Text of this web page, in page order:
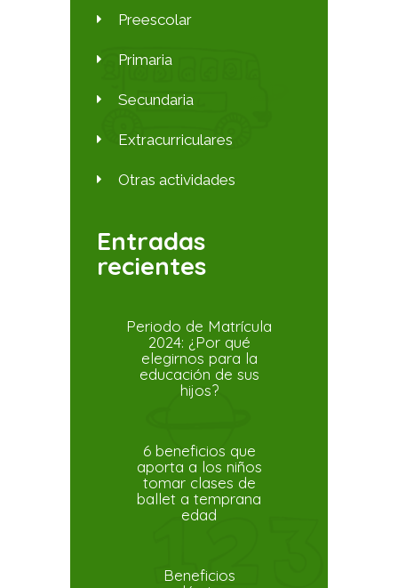
Preescolar
Primaria
Secundaria
Extracurriculares
Otras actividades
Entradas
recientes
Periodo de Matrícula
2024: ¿Por qué
elegirnos para la
educación de sus
hijos?
6 beneficios que
aporta a los niños
tomar clases de
ballet a temprana
edad
Beneficios